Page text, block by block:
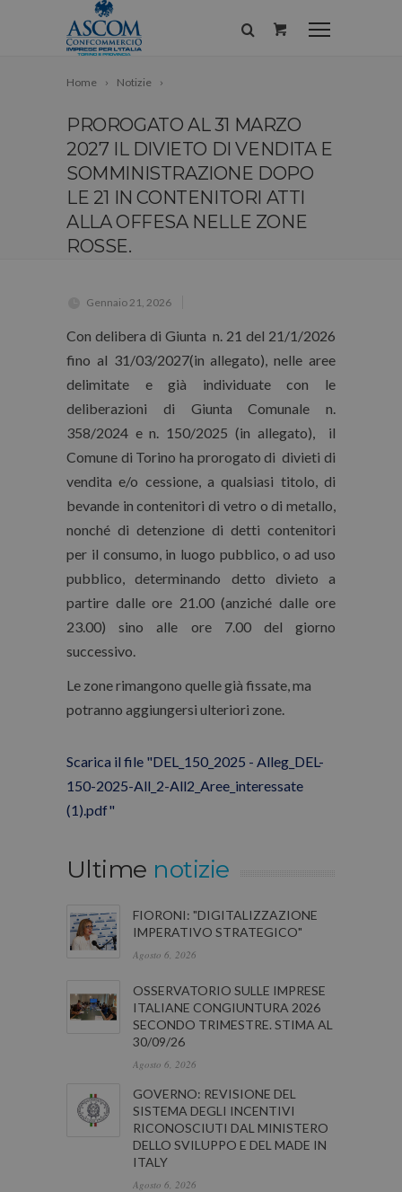
Home Notizie
PROROGATO AL 31 MARZO
2027 IL DIVIETO DI VENDITA E
SOMMINISTRAZIONE DOPO
LE 21 IN CONTENITORI ATTI
ALLA OFFESA NELLE ZONE
ROSSE.
Gennaio 21, 2026
Con delibera di Giunta n. 21 del 21/1/2026
fino al 31/03/2027(in allegato), nelle aree
delimitate e già individuate con le
deliberazioni di Giunta Comunale n.
358/2024 e n. 150/2025 (in allegato), il
Comune di Torino ha prorogato di divieti di
vendita e/o cessione, a qualsiasi titolo, di
bevande in contenitori di vetro o di metallo,
nonché di detenzione di detti contenitori
per il consumo, in luogo pubblico, o ad uso
pubblico, determinando detto divieto a
partire dalle ore 21.00 (anziché dalle ore
23.00) sino alle ore 7.00 del giorno
successivo.
Le zone rimangono quelle già fissate, ma
potranno aggiungersi ulteriori zone.
Scarica il file "DEL_150_2025 - Alleg_DEL-
150-2025-All_2-All2_Aree_interessate
(1).pdf"
Ultime notizie
FIORONI: "DIGITALIZZAZIONE
IMPERATIVO STRATEGICO"
Agosto 6, 2026
OSSERVATORIO SULLE IMPRESE
ITALIANE CONGIUNTURA 2026
SECONDO TRIMESTRE. STIMA AL
30/09/26
Agosto 6, 2026
GOVERNO: REVISIONE DEL
SISTEMA DEGLI INCENTIVI
RICONOSCIUTI DAL MINISTERO
DELLO SVILUPPO E DEL MADE IN
ITALY
Agosto 6, 2026